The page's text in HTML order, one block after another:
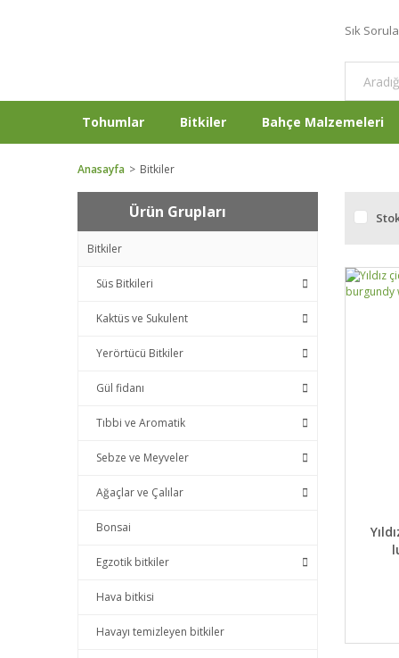
Sık
Tohumlar Bitkiler Bahçe Malzemeleri
Anasayfa Bitkiler
Ürün Grupları
Bitkiler
Süs Bitkileri
Kaktüs ve Sukulent
Yerörtücü Bitkiler
Gül fidanı
Tıbbi ve Aromatik
Sebze ve Meyveler
Ağaçlar ve Çalılar
Bonsai
Egzotik bitkiler
Hava bitkisi
Havayı temizleyen bitkiler